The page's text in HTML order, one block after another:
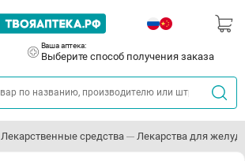
Ваша аптека:
Выберите способ получения заказа
Лекарственные средства Лекарства для